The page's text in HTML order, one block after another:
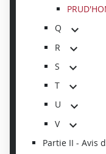
Q
R
S
T
U
V
Partie II - Avis